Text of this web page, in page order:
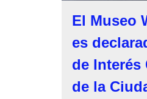
El Museo
es
de Interés
de la